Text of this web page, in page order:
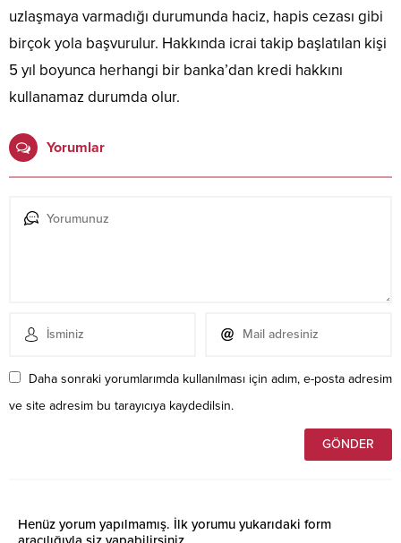
uzlaşmaya varmadığı durumunda haciz, hapis cezası gibi
birçok yola başvurulur. Hakkında icrai takip başlatılan kişi
5 yıl boyunca herhangi bir banka’dan kredi hakkını
kullanamaz durumda olur.
Yorumlar
Daha sonraki yorumlarımda kullanılması için adım, e-posta adresim
ve site adresim bu tarayıcıya kaydedilsin.
Henüz yorum yapılmamış. İlk yorumu yukarıdaki form